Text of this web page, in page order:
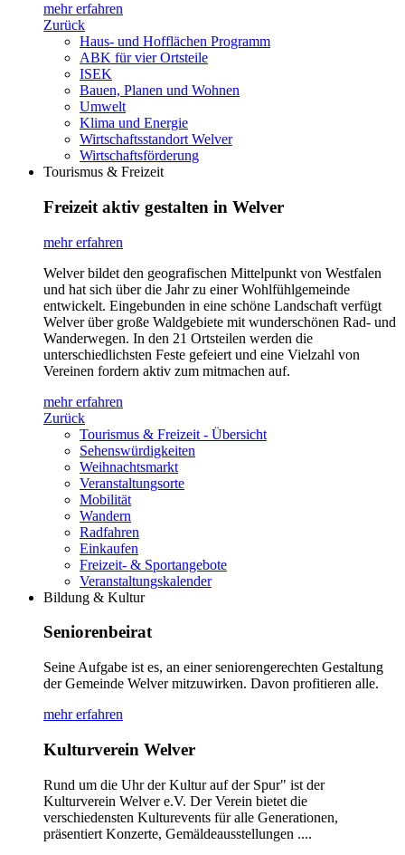
mehr erfahren
Zurück
Haus- und Hofflächen Programm
ABK für vier Ortsteile
ISEK
Bauen, Planen und Wohnen
Umwelt
Klima und Energie
Wirtschaftsstandort Welver
Wirtschaftsförderung
Tourismus & Freizeit
Freizeit aktiv gestalten in Welver
mehr erfahren
Welver bildet den geografischen Mittelpunkt von Westfalen
und hat sich über die Jahr zu einer Wohlfühlgemeinde
entwickelt. Eingebunden in eine schöne Landschaft verfügt
Welver über große Waldgebiete mit wunderschönen Rad- und
Wanderwegen. In den 21 Ortsteilen werden die
unterschiedlichsten Feste gefeiert und eine Vielzahl von
Vereinen fordern aktiv zum mitmachen auf.
mehr erfahren
Zurück
Tourismus & Freizeit - Übersicht
Sehenswürdigkeiten
Weihnachtsmarkt
Veranstaltungsorte
Mobilität
Wandern
Radfahren
Einkaufen
Freizeit- & Sportangebote
Veranstaltungskalender
Bildung & Kultur
Seniorenbeirat
Seine Aufgabe ist es, an einer seniorengerechten Gestaltung
der Gemeinde Welver mitzuwirken. Davon profitieren alle.
mehr erfahren
Kulturverein Welver
Rund um die Uhr der Kultur auf der Spur" ist der
Kulturverein Welver e.V. Der Verein bietet die
verschiedensten Kulturevents für alle Generationen,
präsentiert Konzerte, Gemäldeausstellungen ....